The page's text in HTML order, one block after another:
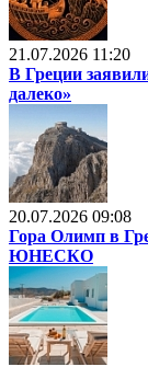
21.07.2026 11:20
В Греции
далеко»
20.07.2026 09:08
Гора Олимп в
ЮНЕСКО